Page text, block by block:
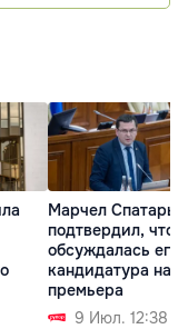
Марчел Спатарь
подтвердил, что
обсуждалась его
кандидатура на
премьера
9 Июл. 12:38